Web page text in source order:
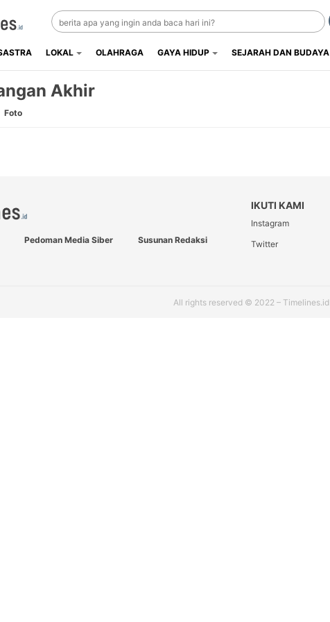
& Budaya
LOKAL OLAHRAGA GAYA HIDUP SEJARAH DAN BUDAYA
Akhir
Foto
Pedoman Media Siber
Susunan Redaksi
IKUTI KAMI
Instagram
Twitter
All rights reserved © 2022 – Timelines.id